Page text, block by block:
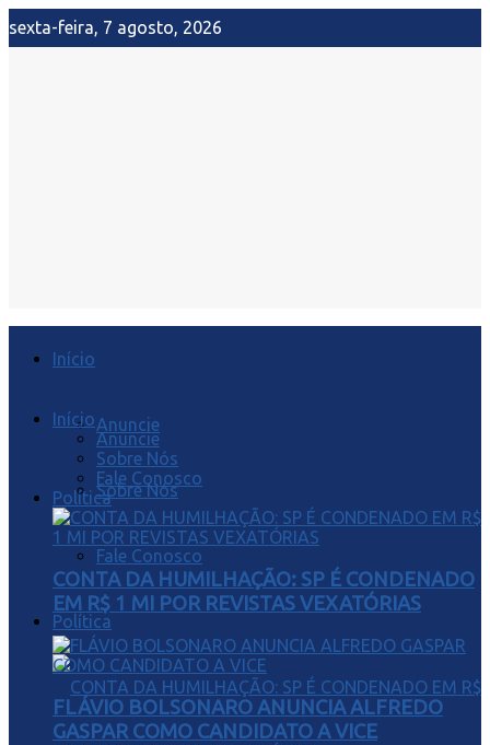
sexta-feira, 7 agosto, 2026
Início
Anuncie
Sobre Nós
Fale Conosco
Política
Início
Anuncie
Sobre Nós
Fale Conosco
Política
CONTA DA HUMILHAÇÃO: SP É CONDENADO
EM R$ 1 MI POR REVISTAS VEXATÓRIAS
FLÁVIO BOLSONARO ANUNCIA ALFREDO
GASPAR COMO CANDIDATO A VICE